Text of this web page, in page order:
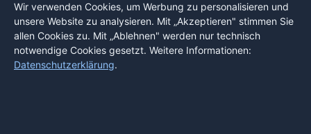
SMI
Dividendenkalend
SDAX
Wir verwenden Cookies, um Werbung zu personalisieren und
unsere Website zu analysieren. Mit „Akzeptieren" stimmen Sie
allen Cookies zu. Mit „Ablehnen" werden nur technisch
notwendige Cookies gesetzt. Weitere Informationen:
Datenschutzerklärung.